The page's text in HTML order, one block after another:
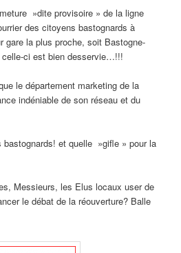
»dite provisoire » de la ligne
des citoyens bastognards à
gare la plus proche, soit Bastogne-
ci est bien desservie…!!!
le département marketing de la
indéniable de son réseau et du
bastognards! et quelle »gifle » pour la
Messieurs, les Elus locaux user de
le débat de la réouverture? Balle